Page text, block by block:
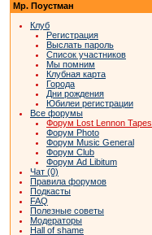
Мр. Поустман
Клуб
Регистрация
Выслать пароль
Список участников
Мы помним
Клубная карта
Города
Дни рождения
Юбилеи регистрации
Все форумы
Форум Lost Lennon Tapes
Форум Photo
Форум Music General
Форум Club
Форум Ad Libitum
Чат (0)
Правила форумов
Подкасты
FAQ
Полезные советы
Модераторы
Hall of shame